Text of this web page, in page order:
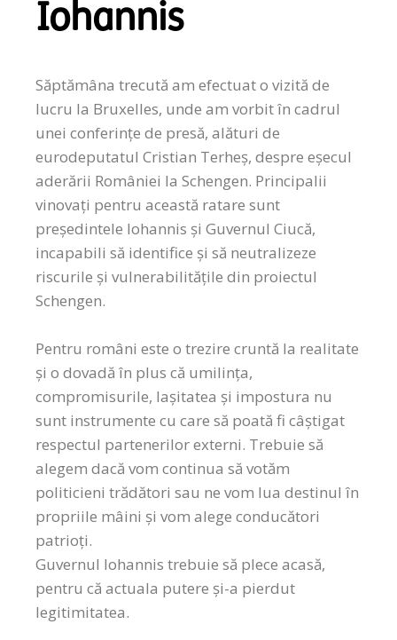
Iohannis
Săptămâna trecută am efectuat o vizită de
lucru la Bruxelles, unde am vorbit în cadrul
unei conferințe de presă, alături de
eurodeputatul Cristian Terheș, despre eșecul
aderării României la Schengen. Principalii
vinovați pentru această ratare sunt
președintele Iohannis și Guvernul Ciucă,
incapabili să identifice și să neutralizeze
riscurile și vulnerabilitățile din proiectul
Schengen.
Pentru români este o trezire cruntă la realitate
și o dovadă în plus că umilința,
compromisurile, lașitatea și impostura nu
sunt instrumente cu care să poată fi câștigat
respectul partenerilor externi. Trebuie să
alegem dacă vom continua să votăm
politicieni trădători sau ne vom lua destinul în
propriile mâini și vom alege conducători
patrioți.
Guvernul Iohannis trebuie să plece acasă,
pentru că actuala putere și-a pierdut
legitimitatea.